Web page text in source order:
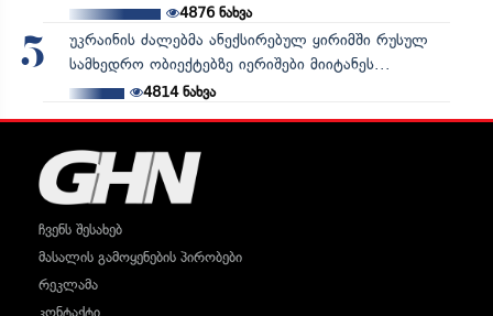
4876ნახვა
5
უკრაინის ძალებმა ანექსირებულ ყირიმში რუსულ
სამხედრო ობიექტებზე იერიშები მიიტანეს...
4814ნახვა
ჩვენს შესახებ
მასალის გამოყენების პირობები
რეკლამა
კონტაქტი